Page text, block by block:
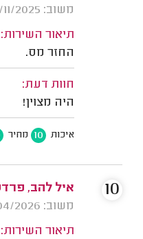
משוב: 04/11/2025
תיאור השירות:
החזר מס.
חוות דעת:
היה מצוין!
איכות 10 מחיר
איל להב,
משוב: 26/04/2026
תיאור השירות:
10